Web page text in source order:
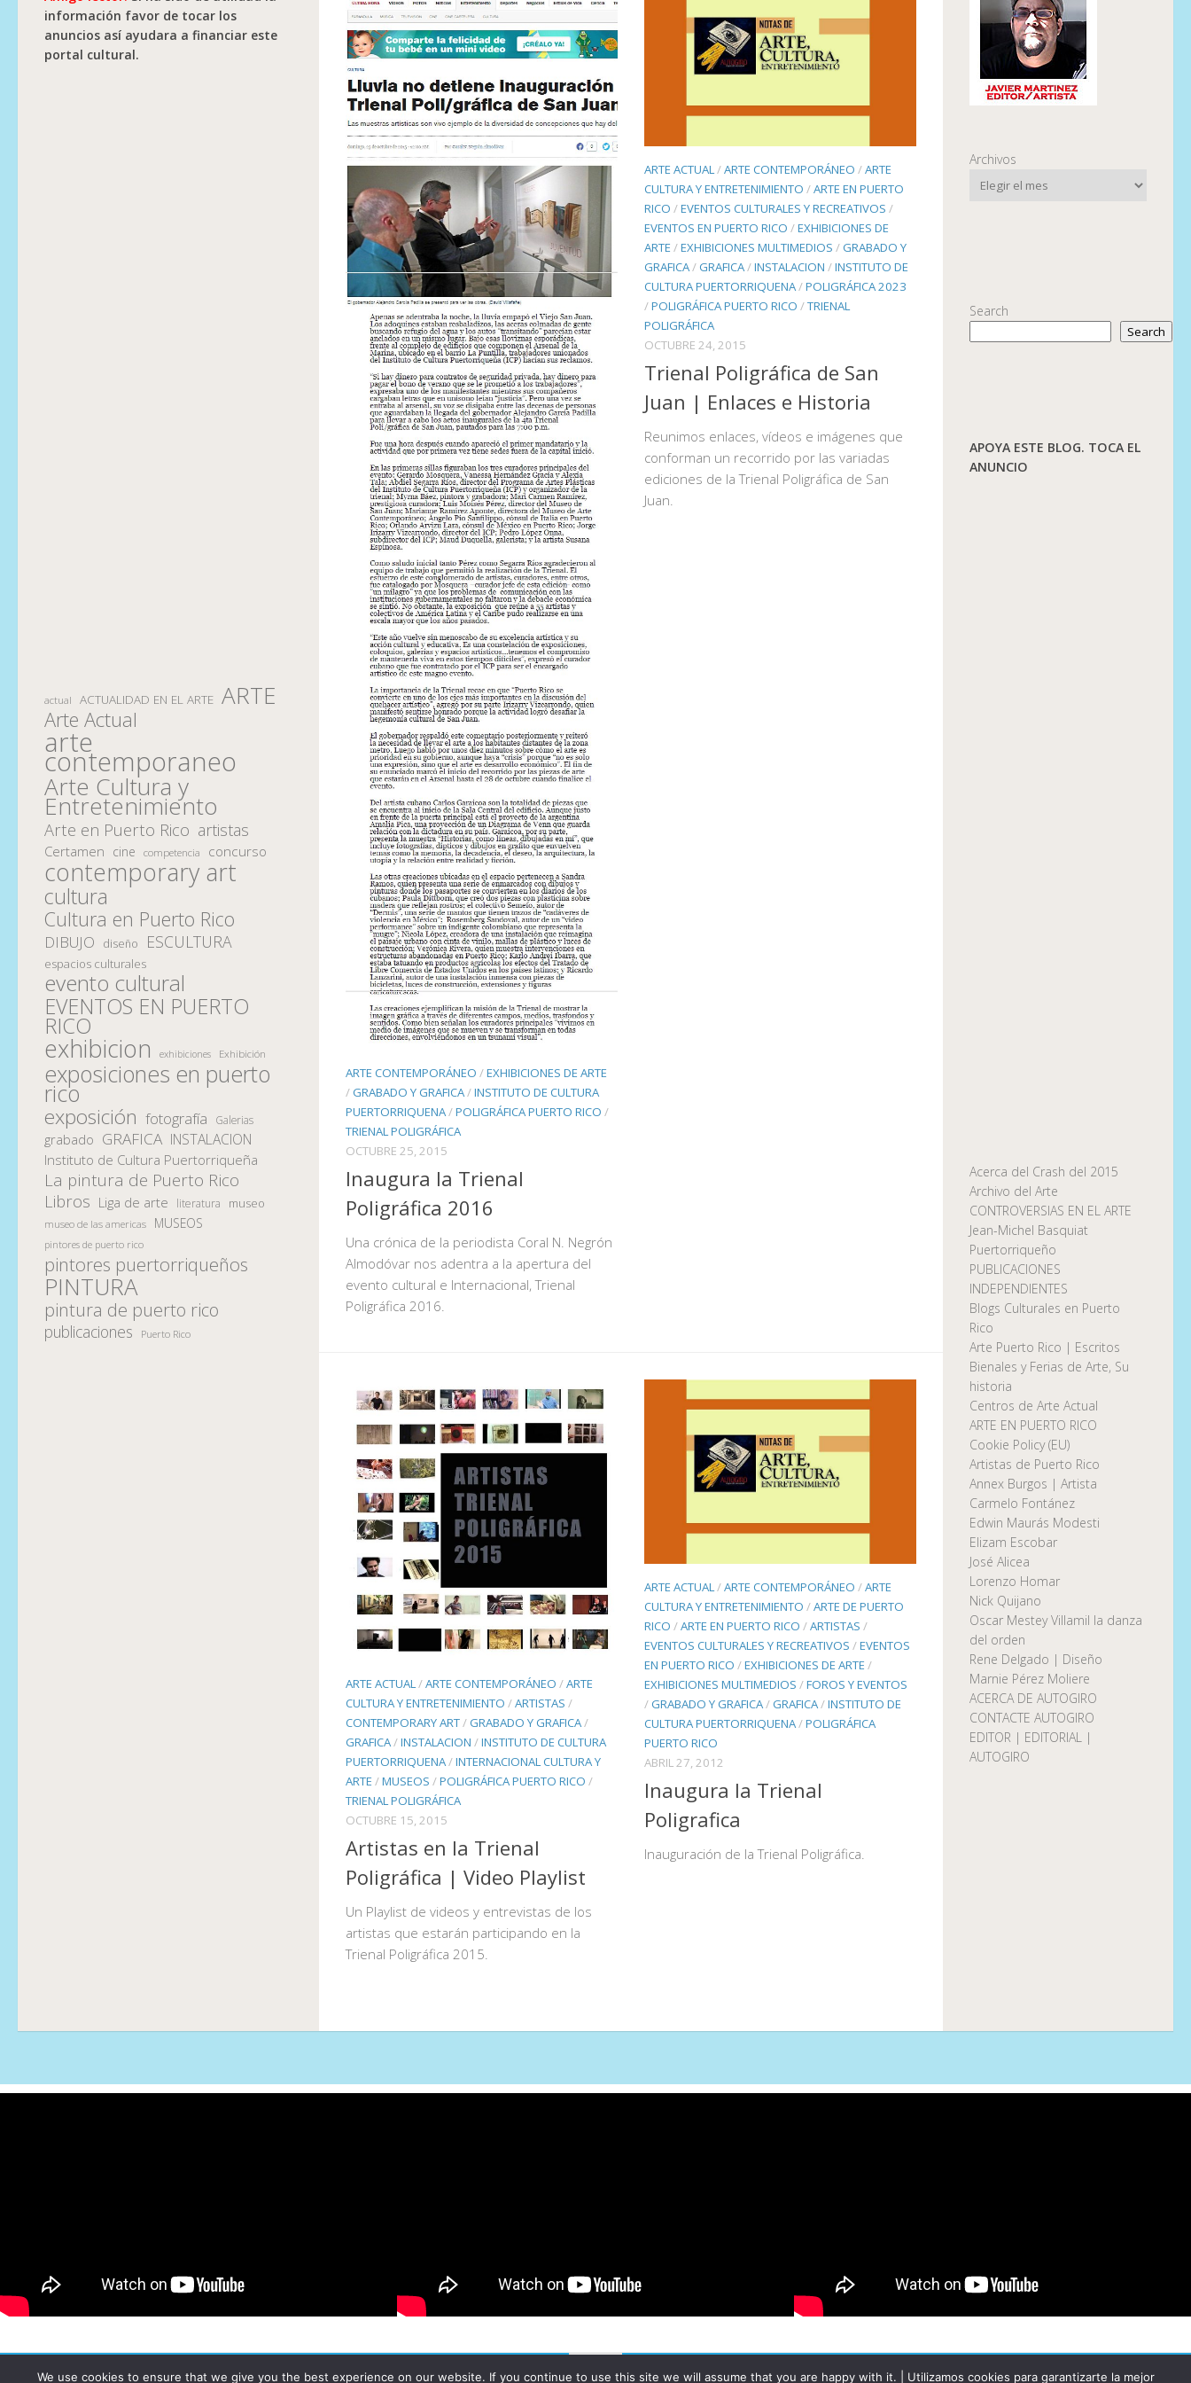
ARTE CONTEMPORÁNEO /EXHIBICIONES DE ARTE
/ GRABADO Y GRAFICA/INSTITUTO DE CULTURA
PUERTORRIQUENA/POLIGRÁFICA PUERTO RICO /
TRIENAL POLIGRÁFICA
OCTUBRE 25, 2015
Inaugura la Trienal
Poligráfica 2016
Una crónica de la periodista Coral N. Negrón
Almodóvar nos adentra a la apertura del
evento cultural e Internacional, Trienal
Poligráfica 2016.
ARTE ACTUAL/ARTE CONTEMPORÁNEO /ARTE
CULTURA Y ENTRETENIMIENTO /ARTE EN PUERTO
RICO /EVENTOS CULTURALES Y RECREATIVOS /
EVENTOS EN PUERTO RICO /EXHIBICIONES DE
ARTE /EXHIBICIONES MULTIMEDIOS / GRABADO Y
GRAFICA/ GRAFICA/INSTALACION /INSTITUTO DE
CULTURA PUERTORRIQUENA/POLIGRÁFICA 2023
/POLIGRÁFICA PUERTO RICO /TRIENAL
POLIGRÁFICA
OCTUBRE 24, 2015
Trienal Poligráfica de San
Juan | Enlaces e Historia
Reunimos enlaces, vídeos e imágenes que
conforman un recorrido por las variadas
ediciones de la Trienal Poligráfica de San
Juan.
ARTE ACTUAL/ARTE CONTEMPORÁNEO /ARTE
CULTURA Y ENTRETENIMIENTO /ARTISTAS /
CONTEMPORARY ART/ GRABADO Y GRAFICA/
GRAFICA/INSTALACION /INSTITUTO DE CULTURA
PUERTORRIQUENA/INTERNACIONAL CULTURA Y
ARTE /MUSEOS /POLIGRÁFICA PUERTO RICO /
TRIENAL POLIGRÁFICA
OCTUBRE 15, 2015
Artistas en la Trienal
Poligráfica | Video Playlist
Un Playlist de videos y entrevistas de los
artistas que estarán participando en la
Trienal Poligráfica 2015.
ARTE ACTUAL/ARTE CONTEMPORÁNEO /ARTE
CULTURA Y ENTRETENIMIENTO /ARTE DE PUERTO
RICO /ARTE EN PUERTO RICO /ARTISTAS /
EVENTOS CULTURALES Y RECREATIVOS /EVENTOS
EN PUERTO RICO /EXHIBICIONES DE ARTE /
EXHIBICIONES MULTIMEDIOS /FOROS Y EVENTOS
/ GRABADO Y GRAFICA/ GRAFICA/INSTITUTO DE
CULTURA PUERTORRIQUENA/POLIGRÁFICA
PUERTO RICO
ABRIL 27, 2012
Inaugura la Trienal
Poligrafica
Inauguración de la Trienal Poligráfica.
información favor de tocar los
anuncios así ayudara a financiar este
portal cultural.
actual ACTUALIDAD EN EL ARTE ARTE
Arte Actual
arte
contemporaneo
Arte Cultura y
Entretenimiento
Arte en Puerto Rico artistas
Certamen cine competencia concurso
contemporary art
cultura
Cultura en Puerto Rico
DIBUJO diseño ESCULTURA
espacios culturales
evento cultural
EVENTOS EN PUERTO
RICO
exhibicion exhibiciones Exhibición
exposiciones en puerto
rico
exposición fotografía Galerias
grabado GRAFICA INSTALACION
Instituto de Cultura Puertorriqueña
La pintura de Puerto Rico
Libros Liga de arte literatura museo
museo de las americas MUSEOS
pintores de puerto rico
pintores puertorriqueños
PINTURA
pintura de puerto rico
publicaciones Puerto Rico
Archivos
Search
Search
APOYA ESTE BLOG. TOCA EL
ANUNCIO
Acerca del Crash del 2015
Archivo del Arte
CONTROVERSIAS EN EL ARTE
Jean-Michel Basquiat
Puertorriqueño
PUBLICACIONES
INDEPENDIENTES
Blogs Culturales en Puerto
Rico
Arte Puerto Rico | Escritos
Bienales y Ferias de Arte, Su
historia
Centros de Arte Actual
ARTE EN PUERTO RICO
Cookie Policy (EU)
Artistas de Puerto Rico
Annex Burgos | Artista
Carmelo Fontánez
Edwin Maurás Modesti
Elizam Escobar
José Alicea
Lorenzo Homar
Nick Quijano
Oscar Mestey Villamil la danza
del orden
Rene Delgado | Diseño
Marnie Pérez Moliere
ACERCA DE AUTOGIRO
CONTACTE AUTOGIRO
EDITOR | EDITORIAL |
AUTOGIRO
We use cookies to ensure that we give you the best experience on our website. If you continue to use this site we will assume that you are happy with it. | Utilizamos cookies para garantizarte la mejor